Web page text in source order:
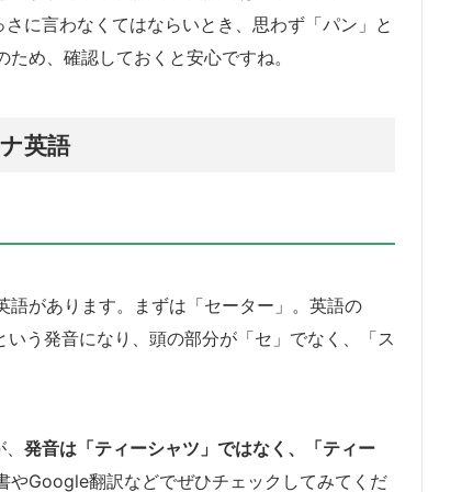
に言わなくてはならいとき、思わず「パン」と
め、確認しておくと安心ですね。
英語
があります。まずは「セーター」。英語の
う発音になり、頭の部分が「セ」でなく、「ス
発音は「ティーシャツ」ではなく、「ティー
やGoogle翻訳などでぜひチェックしてみてくだ